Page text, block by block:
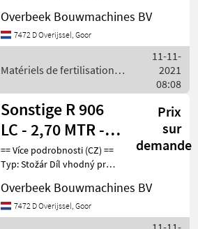
konstrukce DPH/marže:
Odpočet DPH pro
podnikatele Sériové číslo:
Overbeek Bouwmachines BV
7472 D Overijssel, Goor
Matériels de fertilisation et
11-11-
2021
08:08
Sonstige R 906
LC - 2,70 MTR -
Dipperstick/Stiel/Lepelste
Prix
sur
demande
== Více podrobnosti (CZ) ==
Typ: Stožár Díl vhodný pro:
konstrukce DPH/marže:
Odpočet DPH pro
podnikatele Sériové číslo:
Overbeek Bouwmachines BV
7472 D Overijssel, Goor